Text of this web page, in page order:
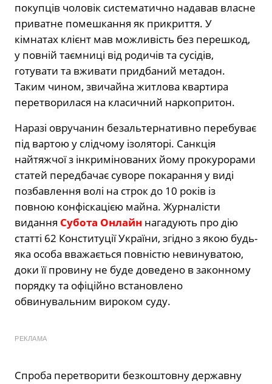
покупців чоловік систематично надавав власне
приватне помешкання як прикриття. У
кімнатах клієнт мав можливість без перешкод,
у повній таємниці від родичів та сусідів,
готувати та вживати придбаний метадон.
Таким чином, звичайна житлова квартира
перетворилася на класичний наркопритон.
Наразі овручанин безальтернативно перебуває
під вартою у слідчому ізоляторі. Санкція
найтяжчої з інкримінованих йому прокурорами
статей передбачає суворе покарання у виді
позбавлення волі на строк до 10 років із
повною конфіскацією майна. Журналісти
видання Субота Онлайн нагадують про дію
статті 62 Конституції України, згідно з якою будь-
яка особа вважається повністю невинуватою,
доки її провину не буде доведено в законному
порядку та офіційно встановлено
обвинувальним вироком суду.
РЕКЛАМА
Спроба перетворити безкоштовну державну